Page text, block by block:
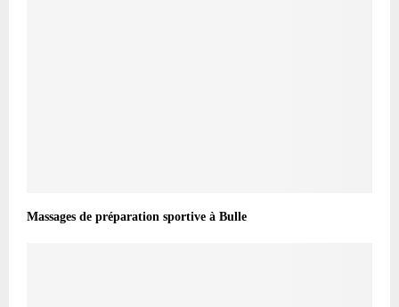
Massages de préparation sportive à Bulle